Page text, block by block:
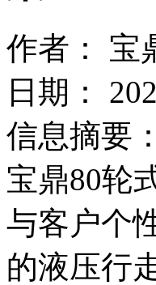
作者： 宝
日期：
信息摘要：
宝鼎80轮
与客户个
的液压行